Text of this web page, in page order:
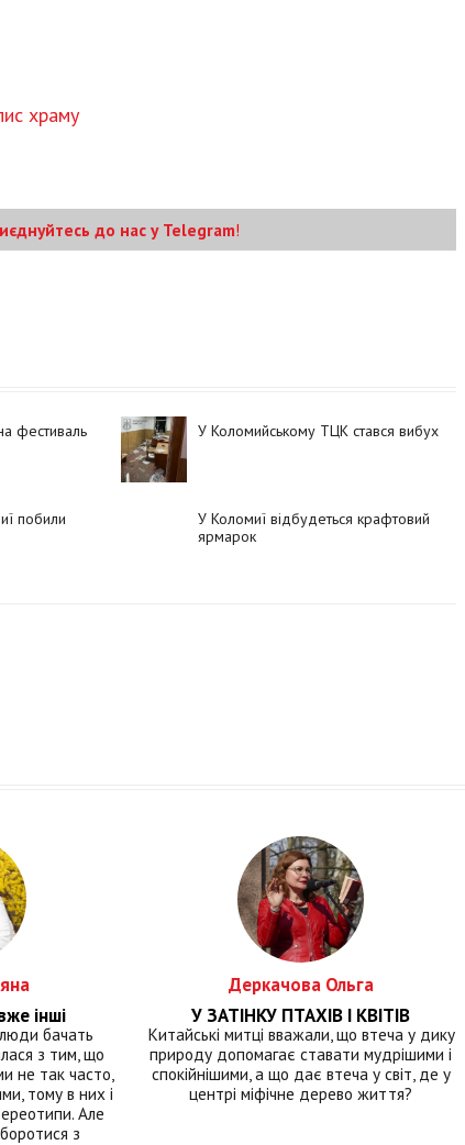
храму
до нас у Telegram!
фестиваль
У Коломийському ТЦК стався вибух
побили
У Коломиї відбудеться крафтовий
ярмарок
інші
бачать
з тим, що
не так часто,
тому в них і
Але
з
Деркачова Ольга
У ЗАТІНКУ ПТАХІВ І КВІТІВ
Китайські митці вважали, що втеча у дику
природу допомагає ставати мудрішими і
спокійнішими, а що дає втеча у світ, де у
центрі міфічне дерево життя?